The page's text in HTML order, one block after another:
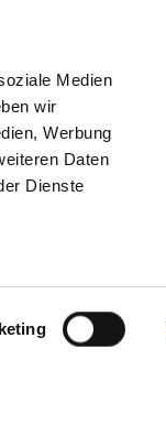
Medien
wir
Werbung
Daten
Dienste
THE DIRECTORY